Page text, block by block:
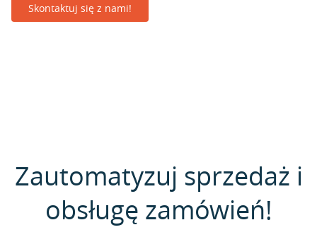
Skontaktuj się z nami!
Zautomatyzuj sprzedaż i
obsługę zamówień!